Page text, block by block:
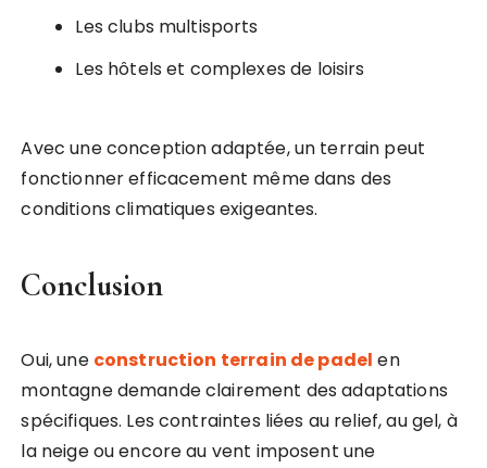
Les clubs multisports
Les hôtels et complexes de loisirs
Avec une conception adaptée, un terrain peut
fonctionner efficacement même dans des
conditions climatiques exigeantes.
Conclusion
Oui, une construction terrain de padel en
montagne demande clairement des adaptations
spécifiques. Les contraintes liées au relief, au gel, à
la neige ou encore au vent imposent une